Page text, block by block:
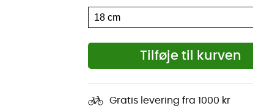
Tilføje til kurven
Gratis levering fra 1000 kr